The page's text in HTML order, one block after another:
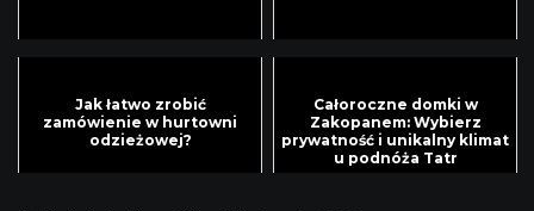
Jak łatwo zrobić
zamówienie w hurtowni
odzieżowej?
Całoroczne domki w
Zakopanem: Wybierz
prywatność i unikalny klimat
u podnóża Tatr